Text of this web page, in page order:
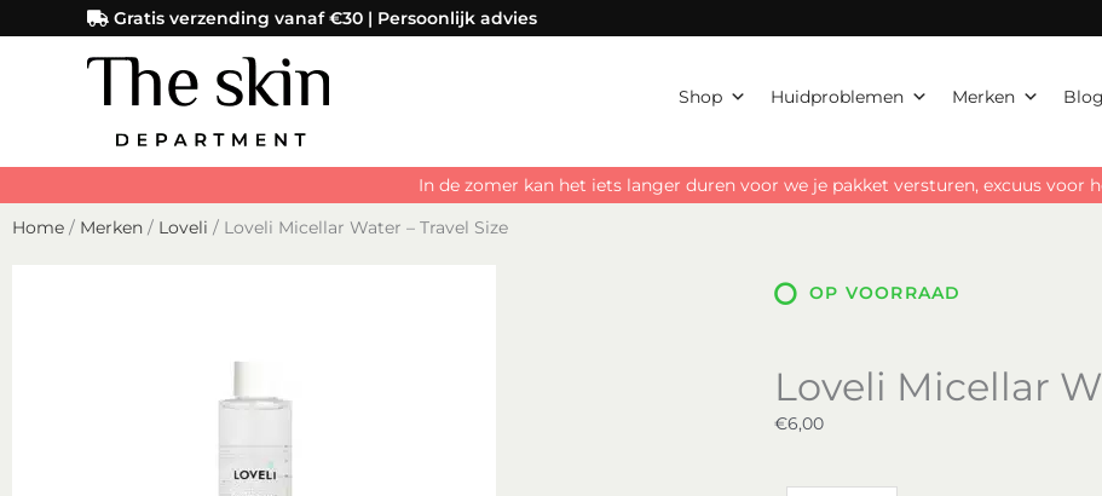
naar
Gratis verzending vanaf €30 | Persoonlijk advies
Shop Huidproblemen Merken Blog
In de zomer kan het iets langer duren voor we je pakket versturen, excuus voor
Home / Merken / Loveli / Loveli Micellar Water – Travel Size
OP VOORRAAD
Loveli Micellar
€6,00